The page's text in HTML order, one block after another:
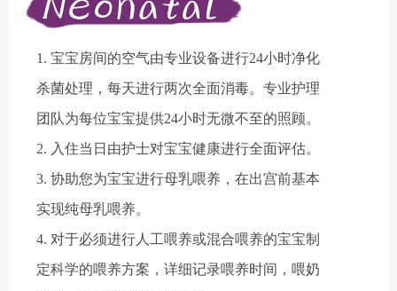
1. 宝宝房间的空气由专业设备进行24小时净化
杀菌处理，每天进行两次全面消毒。专业护理
团队为每位宝宝提供24小时无微不至的照顾。
2. 入住当日由护士对宝宝健康进行全面评估。
3. 协助您为宝宝进行母乳喂养，在出宫前基本
实现纯母乳喂养。
4. 对于必须进行人工喂养或混合喂养的宝宝制
定科学的喂养方案，详细记录喂养时间，喂奶